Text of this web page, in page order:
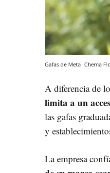
Gafas de Meta Chema
A diferencia de
limita a un
las gafas
y
La empresa